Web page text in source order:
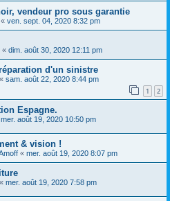
vendeur pro sous garantie
« ven. sept. 04, 2020 8:32 pm
« dim. août 30, 2020 12:11 pm
d'un sinistre
« sam. août 22, 2020 8:44 pm
1 2
Espagne.
mer. août 19, 2020 10:50 pm
& vision !
« mer. août 19, 2020 8:07 pm
« mer. août 19, 2020 7:58 pm